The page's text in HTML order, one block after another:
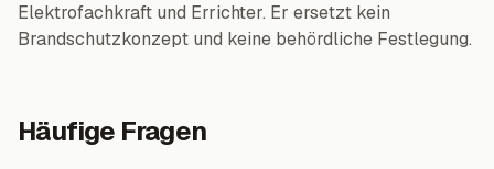
Elektrofachkraft und Errichter. Er ersetzt kein
Brandschutzkonzept und keine behördliche Festlegung.
Häufige Fragen